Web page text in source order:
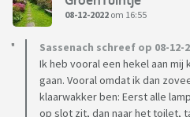
08-12-2022 om 16:55
Sassenach schreef op 08-12-
Ik heb vooral een hekel aan mij
gaan. Vooral omdat ik dan
klaarwakker ben: Eerst alle
op slot zit, dan naar het toilet,